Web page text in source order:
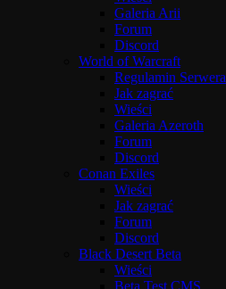
Galeria Arii
Forum
Discord
World of Warcraft
Regulamin Serwera
Jak zagrać
Wieści
Galeria Azeroth
Forum
Discord
Conan Exiles
Wieści
Jak zagrać
Forum
Discord
Black Desert Beta
Wieści
Beta Test CMS